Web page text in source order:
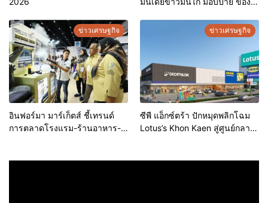
ประกอบการคุณภาพ ยกระดับ
มาตรฐาน สร้างความเชื่อมั่นให้ผู้
ข่าวเศรษฐกิจ
อินฟอร์มา มาร์เก็ตส์ ชี้เทรนด์
การตลาดโรงแรม-ร้านอาหาร-
ข่าวเศรษฐกิจ
ซีพี แอ็กซ์ตร้า ปักหมุดพลิกโฉม
Lotus’s Khon Kaen สู่ศูนย์กลาง